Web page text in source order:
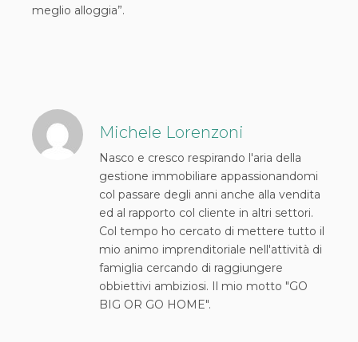
meglio alloggia”.
Michele Lorenzoni
Nasco e cresco respirando l'aria della
gestione immobiliare appassionandomi
col passare degli anni anche alla vendita
ed al rapporto col cliente in altri settori.
Col tempo ho cercato di mettere tutto il
mio animo imprenditoriale nell'attività di
famiglia cercando di raggiungere
obbiettivi ambiziosi. Il mio motto "GO
BIG OR GO HOME".